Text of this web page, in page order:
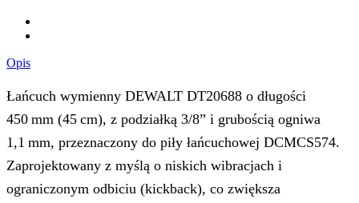
Opis
Łańcuch wymienny DEWALT DT20688 o długości
450 mm (45 cm), z podziałką 3/8” i grubością ogniwa
1,1 mm, przeznaczony do piły łańcuchowej DCMCS574.
Zaprojektowany z myślą o niskich wibracjach i
ograniczonym odbiciu (kickback), co zwiększa